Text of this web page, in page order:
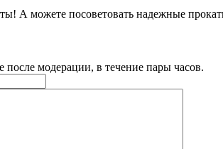
А можете посоветовать надежные
модерации, в течение пары часов.